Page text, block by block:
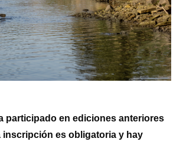
participado en ediciones anteriores
inscripción es obligatoria y hay